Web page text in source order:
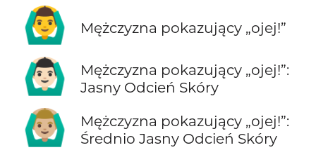
🙆‍♂️ Mężczyzna pokazujący „ojej!”
🙆🏻‍♂️
Mężczyzna pokazujący „ojej!”:
Jasny Odcień Skóry
🙆🏼‍♂️
Mężczyzna pokazujący „ojej!”:
Średnio Jasny Odcień Skóry